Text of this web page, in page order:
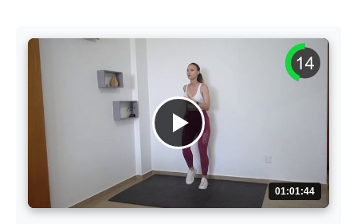
01:01:44